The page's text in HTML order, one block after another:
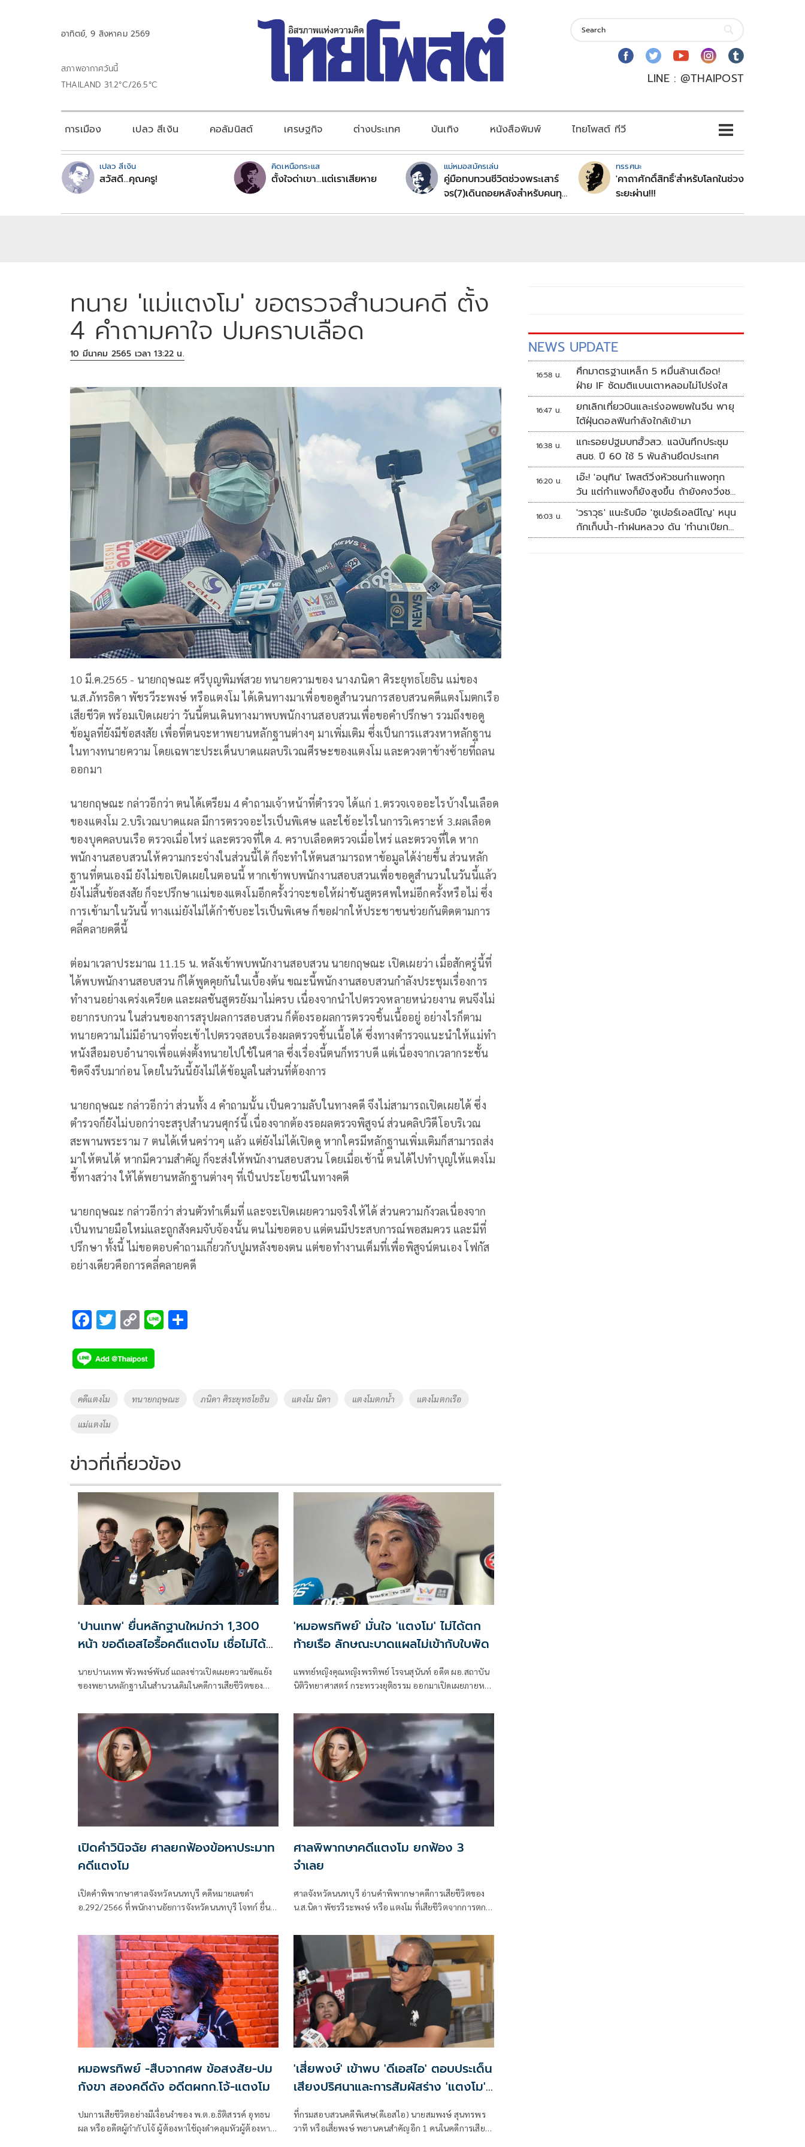
อาทิตย์, 9 สิงหาคม 2569
สภาพอากาศวันนี้
THAILAND 31.2°C/26.5°C
LINE : @THAIPOST
การเมือง เปลว สีเงิน คอลัมนิสต์ เศรษฐกิจ ต่างประเทศ บันเทิง หนังสือพิมพ์ ไทยโพสต์ ทีวี
เปลว สีเงิน
สวัสดี...คุณครู!
คิดเหนือกระแส
ตั้งใจด่าเขา...แต่เราเสียหาย
แม่หมอสมัครเล่น
คู่มือทบทวนชีวิตช่วงพระเสาร์
จร(7)เดินถอยหลังสำหรับคนทุก
ทรรศนะ
'คาถาศักดิ์สิทธิ์'สำหรับโลกในช่วง
ระยะผ่าน!!!
ทนาย 'แม่แตงโม' ขอตรวจสำนวนคดี ตั้ง
4 คำถามคาใจ ปมคราบเลือด
10 มีนาคม 2565 เวลา 13:22 น.
10 มี.ค.2565 - นายกฤษณะ ศรีบุญพิมพ์สวย ทนายความของ นางภนิดา ศิระยุทธโยธิน แม่ของ
น.ส.ภัทรธิดา พัชรวีระพงษ์ หรือแตงโม ได้เดินทางมาเพื่อขอดูสำนวนการสอบสวนคดีแตงโมตกเรือ
เสียชีวิต พร้อมเปิดเผยว่า วันนี้ตนเดินทางมาพบพนักงานสอบสวนเพื่อขอคำปรึกษา รวมถึงขอดู
ข้อมูลที่ยังมีข้อสงสัย เพื่อที่ตนจะหาพยานหลักฐานต่างๆ มาเพิ่มเติม ซึ่งเป็นการเเสวงหาหลักฐาน
ในทางทนายความ โดยเฉพาะประเด็นบาดแผลบริเวณศีรษะของแตงโม และดวงตาข้างซ้ายที่ถลน
ออกมา
นายกฤษณะ กล่าวอีกว่า ตนได้เตรียม 4 คำถามเจ้าหน้าที่ตำรวจ ได้แก่ 1.ตรวจเจออะไรบ้างในเลือด
ของแตงโม 2.บริเวณบาดแผล มีการตรวจอะไรเป็นพิเศษ และใช้อะไรในการวิเคราะห์ 3.ผลเลือด
ของบุคคลบนเรือ ตรวจเมื่อไหร่ และตรวจที่ใด 4. คราบเลือดตรวจเมื่อไหร่ และตรวจที่ใด หาก
พนักงานสอบสวนให้ความกระจ่างในส่วนนี้ได้ ก็จะทำให้ตนสามารถหาข้อมูลได้ง่ายขึ้น ส่วนหลัก
ฐานที่ตนเองมี ยังไม่ขอเปิดเผยในตอนนี้ หากเข้าพบพนักงานสอบสวนเพื่อขอดูสำนวนในวันนี้แล้ว
ยังไม่สิ้นข้อสงสัย ก็จะปรึกษาเเม่ของแตงโมอีกครั้งว่าจะขอให้ผ่าชันสูตรศพใหม่อีกครั้งหรือไม่ ซึ่ง
การเข้ามาในวันนี้ ทางเเม่ยังไม่ได้กำชับอะไรเป็นพิเศษ ก็ขอฝากให้ประชาชนช่วยกันติดตามการ
คลี่คลายคดีนี้
ต่อมาเวลาประมาณ 11.15 น. หลังเข้าพบพนักงานสอบสวน นายกฤษณะ เปิดเผยว่า เมื่อสักครู่นี้ที่
ได้พบพนักงานสอบสวน ก็ได้พูดคุยกันในเบื้องต้น ขณะนี้พนักงานสอบสวนกำลังประชุมเรื่องการ
ทำงานอย่างเคร่งเครียด และผลชันสูตรยังมาไม่ครบ เนื่องจากนำไปตรวจหลายหน่วยงาน ตนจึงไม่
อยากรบกวน ในส่วนของการสรุปผลการสอบสวน ก็ต้องรอผลการตรวจชิ้นเนื้ออยู่ อย่างไรก็ตาม
ทนายความไม่มีอำนาจที่จะเข้าไปตรวจสอบเรื่องผลตรวจชิ้นเนื้อได้ ซึ่งทางตำรวจแนะนำให้แม่ทำ
หนังสือมอบอำนาจเพื่อแต่งตั้งทนายไปใช้ในศาล ซึ่งเรื่องนี้ตนก็ทราบดี แต่เนื่องจากเวลากระชั้น
ชิดจึงรีบมาก่อน โดยในวันนี้ยังไม่ได้ข้อมูลในส่วนที่ต้องการ
นายกฤษณะ กล่าวอีกว่า ส่วนทั้ง 4 คำถามนั้น เป็นความลับในทางคดี จึงไม่สามารถเปิดเผยได้ ซึ่ง
ตำรวจก็ยังไม่บอกว่าจะสรุปสำนวนศุกร์นี้ เนื่องจากต้องรอผลตรวจพิสูจน์ ส่วนคลิปวิดีโอบริเวณ
สะพานพระราม 7 ตนได้เห็นคร่าวๆ แล้ว แต่ยังไม่ได้เปิดดู หากใครมีหลักฐานเพิ่มเติมก็สามารถส่ง
มาให้ตนได้ หากมีความสำคัญ ก็จะส่งให้พนักงานสอบสวน โดยเมื่อเช้านี้ ตนได้ไปทำบุญให้แตงโม
ชี้ทางสว่าง ให้ได้พยานหลักฐานต่างๆ ที่เป็นประโยชน์ในทางคดี
นายกฤษณะ กล่าวอีกว่า ส่วนตัวทำเต็มที่ และจะเปิดเผยความจริงให้ได้ ส่วนความกังวลเนื่องจาก
เป็นทนายมือใหม่และถูกสังคมจับจ้องนั้น ตนไม่ขอตอบ แต่ตนมีประสบการณ์พอสมควร และมีที่
ปรึกษา ทั้งนี้ ไม่ขอตอบคำถามเกี่ยวกับปูมหลังของตน แต่ขอทำงานเต็มที่เพื่อพิสูจน์ตนเอง โฟกัส
อย่างเดียวคือการคลี่คลายคดี
F
e
b
o
o
k
T
tt
er
C
p
y
Li
Li
Tags
คดีแตงโม ทนายกฤษณะ ภนิดา ศิระยุทธโยธิน แตงโม นิดา แตงโมตกน้ำ แตงโมตกเรือ
แม่แตงโม
ข่าวที่เกี่ยวข้อง
'ปานเทพ' ยื่นหลักฐานใหม่กว่า 1,300
หน้า ขอดีเอสไอรื้อคดีแตงโม เชื่อไม่ได้
นายปานเทพ พัวพงษ์พันธ์ แถลงข่าวเปิดเผยความขัดแย้ง
ของพยานหลักฐานในสำนวนเดิมในคดีการเสียชีวิตของ
วิทยาศาสตร์ ข้อมูลพิกัดดาวเทียม และรายงานดิจิทัลที่มี
ความหนากว่า 1,300 หน้า ยื่นตรงต่ออธิบดีกรมสอบสวน
คดีพิเศษ (ดีเอสไอ)
'หมอพรทิพย์' มั่นใจ 'แตงโม' ไม่ได้ตก
ท้ายเรือ ลักษณะบาดแผลไม่เข้ากับใบพัด
แพทย์หญิงคุณหญิงพรทิพย์ โรจนสุนันท์ อดีต ผอ.สถาบัน
นิติวิทยาศาสตร์ กระทรวงยุติธรรม ออกมาเปิดเผยภายหลัง
ด้านนิติเวช และแพทย์ผู้เชี่ยวชาญด้านศัลยกรรมตกแต่ง
เปิดคำวินิจฉัย ศาลยกฟ้องข้อหาประมาท
คดีแตงโม
เปิดคำพิพากษาศาลจังหวัดนนทบุรี คดีหมายเลขดำ
อ.292/2566 ที่พนักงานอัยการจังหวัดนนทบุรี โจทก์ ยื่น
ทัศน์หรือจ๊อบหรือจ็อบ กีรติสุทธิสาธร จำเลยที่ 2 นางสา
วอิจศรินทร์หรือกระติก
ศาลพิพากษาคดีแตงโม ยกฟ้อง 3
จำเลย
ศาลจังหวัดนนทบุรี อ่านคำพิพากษาคดีการเสียชีวิตของ
น.ส.นิดา พัชรวีระพงษ์ หรือ แตงโม ที่เสียชีวิตจากการตก
อิจศรินทร์ จุฑาสุขสวัสดิ์, แซน วิศาพัช มโนมัยรัตน์, จ๊อบ
นิทัศน์ กีรติสุท
หมอพรทิพย์ -สืบจากศพ ข้อสงสัย-ปม
กังขา สองคดีดัง อดีตผกก.โจ้-แตงโม
ปมการเสียชีวิตอย่างมีเงื่อนงำของ พ.ต.อ.ธิติสรรค์ อุทธน
ผล หรืออดีตผู้กำกับโจ้ ผู้ต้องหาใช้ถุงดำคลุมหัวผู้ต้องหา
'เสี่ยพงษ์' เข้าพบ 'ดีเอสไอ' ตอบประเด็น
เสียงปริศนาและการสัมผัสร่าง 'แตงโม'
ที่สังคมสงสัย
ที่กรมสอบสวน​คดี​พิเศษ​(ดีเอสไอ)​ นายสมพงษ์ สุนทรพร
วาที หรือเสี่ยพงษ์ พยานคนสำคัญอีก 1 คนในคดีการเสียชี
NEWS UPDATE
16:58 น.
ศึกมาตรฐานเหล็ก 5 หมื่นล้านเดือด!
ฝ่าย IF ซัดมติแบนเตาหลอมไม่โปร่งใส
16:47 น.
ยกเลิกเที่ยวบินและเร่งอพยพในจีน พายุ
ไต้ฝุ่นดอลฟินกำลังใกล้เข้ามา
16:38 น.
แกะรอยปฐมบทฮั้วสว. แฉบันทึกประชุม
สนช. ปี 60 ใช้ 5 พันล้านยึดประเทศ
16:20 น.
เอ๊ะ! 'อนุทิน' โพสต์วิ่งหัวชนกำแพงทุก
วัน แต่กำแพงก็ยังสูงขึ้น ถ้ายังคงวิ่งชน
อยู่มันก็เจ็บหัวอีก
16:03 น.
'วราวุธ' แนะรับมือ 'ซูเปอร์เอลนีโญ' หนุน
กักเก็บน้ำ-ทำฝนหลวง ดัน 'ทำนาเปียก
สลับแห้ง'